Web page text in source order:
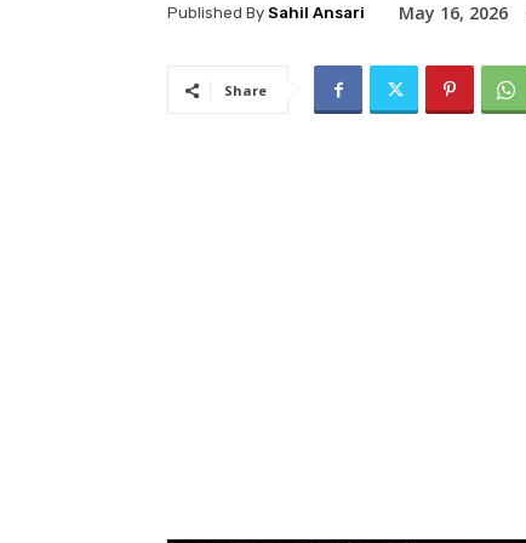
Published By Sahil Ansari May 16, 2026
Share